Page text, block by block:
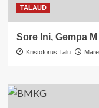
TALAUD
Sore Ini, Gempa
Kristoforus Talu